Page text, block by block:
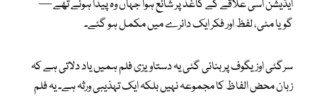
ایڈیشن اسی علاقے کے کاغذ پر شائع ہوا جہاں وہ پیدا ہوئے تھے —
گویا مٹی، لفظ اور فکر ایک دائرے میں مکمل ہو گئے۔
سرگئی اوزیگوف پر بنائی گئی یہ دستاویزی فلم ہمیں یاد دلاتی ہے کہ
زبان محض الفاظ کا مجموعہ نہیں بلکہ ایک تہذیبی ورثہ ہے۔ یہ فلم